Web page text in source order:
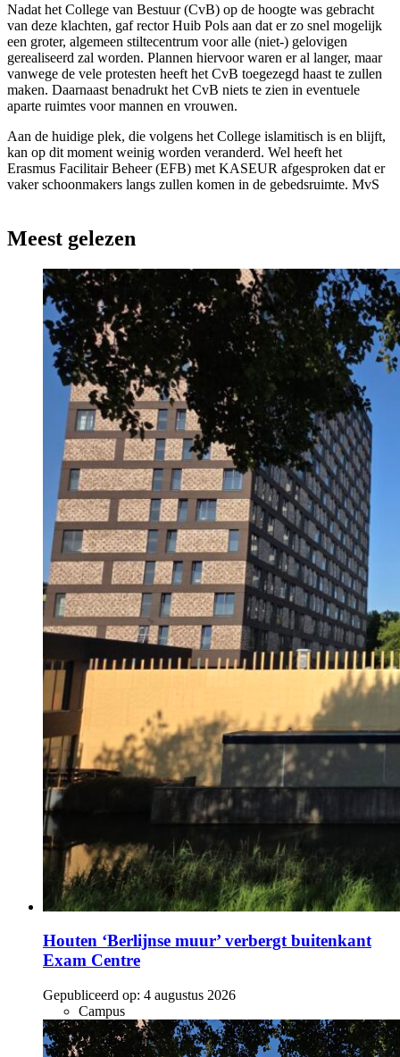
Nadat het College van Bestuur (CvB) op de hoogte was gebracht
van deze klachten, gaf rector Huib Pols aan dat er zo snel mogelijk
een groter, algemeen stiltecentrum voor alle (niet-) gelovigen
gerealiseerd zal worden. Plannen hiervoor waren er al langer, maar
vanwege de vele protesten heeft het CvB toegezegd haast te zullen
maken. Daarnaast benadrukt het CvB niets te zien in eventuele
aparte ruimtes voor mannen en vrouwen.
Aan de huidige plek, die volgens het College islamitisch is en blijft,
kan op dit moment weinig worden veranderd. Wel heeft het
Erasmus Facilitair Beheer (EFB) met KASEUR afgesproken dat er
vaker schoonmakers langs zullen komen in de gebedsruimte. MvS
Meest gelezen
Houten ‘Berlijnse muur’ verbergt buitenkant
Exam Centre
Gepubliceerd op: 4 augustus 2026
Campus